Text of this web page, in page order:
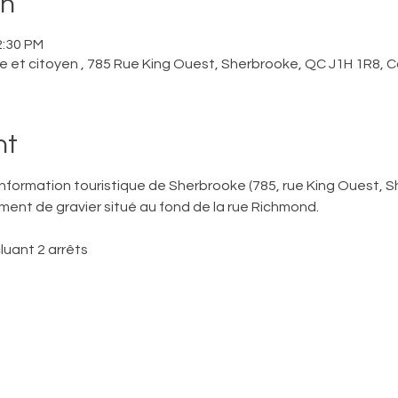
PM
citoyen , 785 Rue King Ouest, Sherbrooke, QC J1H 1R8,
touristique de Sherbrooke (785, rue King Ouest,
de gravier situé au fond de la rue Richmond.
2 arrêts